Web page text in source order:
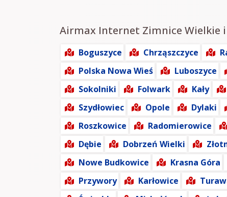
Airmax Internet Zimnice Wielkie i
Boguszyce Chrząszczyce
Polska Nowa Wieś
Luboszyce
Sokolniki
Folwark Kały
Szydłowiec
Opole Dylaki
Roszkowice
Radomierowice
Dębie
Dobrzeń Wielki
Nowe Budkowice
Krasna Góra
Przywory
Karłowice